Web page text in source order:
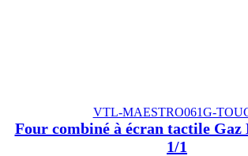
VTL-MAESTRO061G-
Four combiné à écran tactile Gaz
1/1